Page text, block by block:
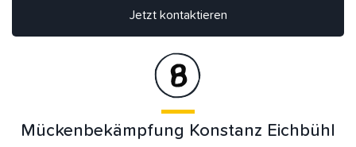
Jetzt kontaktieren
Mückenbekämpfung Konstanz Eichbühl